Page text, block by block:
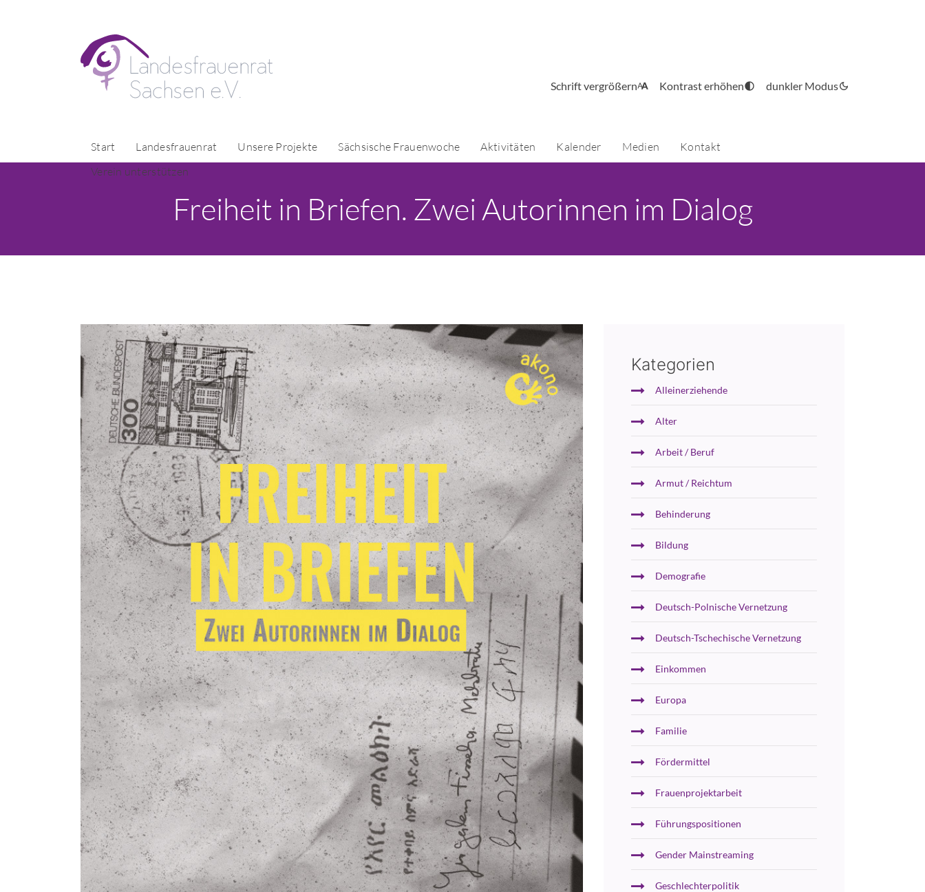
Schrift vergrößern Kontrast erhöhen dunkler Modus
Start Landesfrauenrat Unsere Projekte Sächsische Frauenwoche Aktivitäten Kalender Medien
Kontakt
Verein unterstützen
Freiheit in Briefen. Zwei Autorinnen im Dialog
Kategorien
Alleinerziehende
Alter
Arbeit / Beruf
Armut / Reichtum
Behinderung
Bildung
Demografie
Deutsch-Polnische Vernetzung
Deutsch-Tschechische Vernetzung
Einkommen
Europa
Familie
Fördermittel
Frauenprojektarbeit
Führungspositionen
Gender Mainstreaming
Geschlechterpolitik